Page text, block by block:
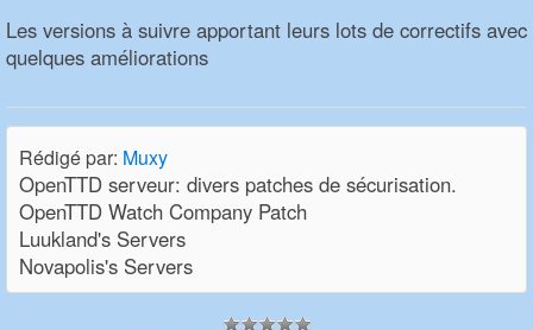
Les versions à suivre apportant leurs lots de correctifs avec
quelques améliorations
Rédigé par: Muxy
OpenTTD serveur: divers patches de sécurisation.
OpenTTD Watch Company Patch
Luukland's Servers
Novapolis's Servers